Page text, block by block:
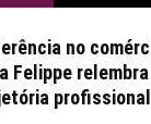
no
Felippe
profissional